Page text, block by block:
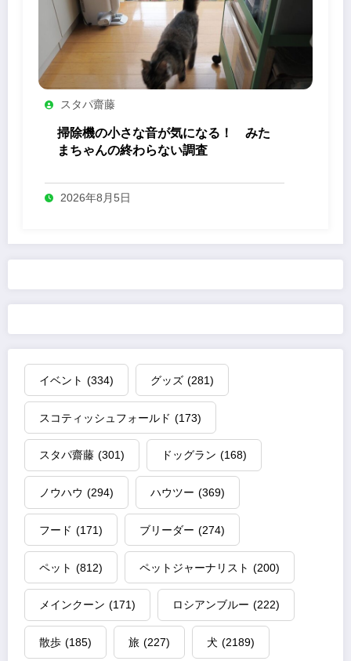
スタパ齋藤
掃除機の小さな音が気になる！ みた
まちゃんの終わらない調査
2026年8月5日
イベント (334) グッズ (281)
スコティッシュフォールド (173)
スタパ齋藤 (301) ドッグラン (168)
ノウハウ (294) ハウツー (369)
フード (171) ブリーダー (274)
ペット (812) ペットジャーナリスト (200)
メインクーン (171) ロシアンブルー (222)
散歩 (185) 旅 (227) 犬 (2189)